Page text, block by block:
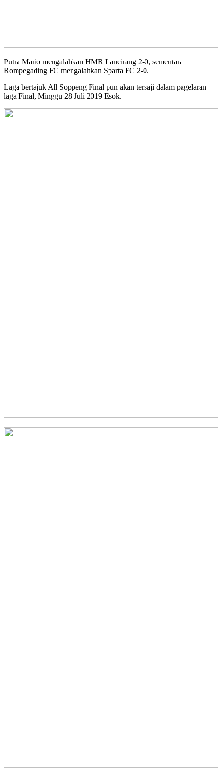
Putra Mario mengalahkan HMR Lancirang 2-0, sementara
Rompegading FC mengalahkan Sparta FC 2-0.
Laga bertajuk All Soppeng Final pun akan tersaji dalam pagelaran
laga Final, Minggu 28 Juli 2019 Esok.